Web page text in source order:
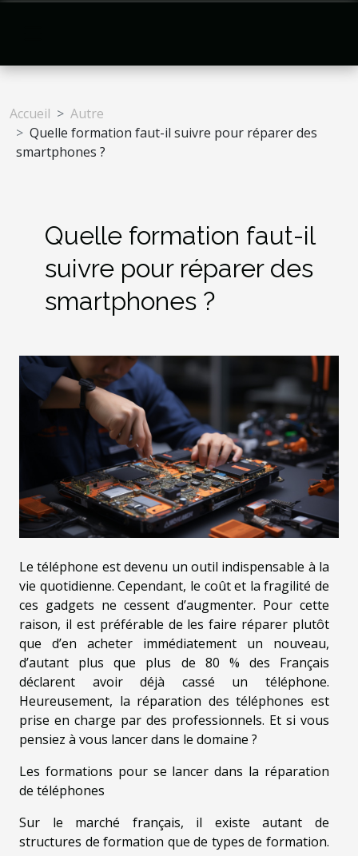
Accueil
Autre
Quelle formation faut-il suivre pour réparer des
smartphones ?
Quelle formation faut-il
suivre pour réparer des
smartphones ?
Le téléphone est devenu un outil indispensable à la
vie quotidienne. Cependant, le coût et la fragilité de
ces gadgets ne cessent d’augmenter. Pour cette
raison, il est préférable de les faire réparer plutôt
que d’en acheter immédiatement un nouveau,
d’autant plus que plus de 80 % des Français
déclarent avoir déjà cassé un téléphone.
Heureusement, la réparation des téléphones est
prise en charge par des professionnels. Et si vous
pensiez à vous lancer dans le domaine ?
Les formations pour se lancer dans la réparation
de téléphones
Sur le marché français, il existe autant de
structures de formation que de types de formation.